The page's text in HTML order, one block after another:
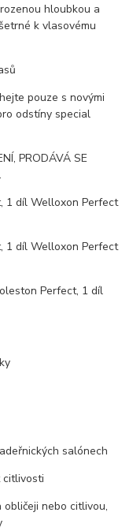
hloubkou a
k vlasovému
pouze s novými
odstíny special
PRODÁVÁ SE
1 díl Welloxon Perfect
1 díl Welloxon Perfect
Perfect, 1 díl
salónech
citlivosti
nebo citlivou,